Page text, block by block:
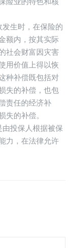
生时，在保险的
额内，按其实际
社会财富因灾害
用价值上得以恢
种补偿既包括对
失的补偿，也包
责任的经济补
失的补偿。
投保人根据被保
力，在法律允许